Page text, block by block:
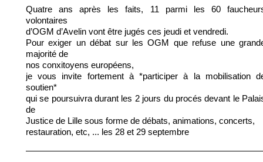
Quatre ans après les faits, 11 parmi les 60
volontaires
d’OGM d’Avelin vont être jugés ces jeudi et vendredi.
Pour exiger un débat sur les OGM que refuse une
majorité de
nos conxitoyens européens,
je vous invite fortement à *participer à la mobilisation
soutien*
qui se poursuivra durant les 2 jours du procés devant le
de
Justice de Lille sous forme de débats, animations, concerts,
restauration, etc, ... les 28 et 29 septembre